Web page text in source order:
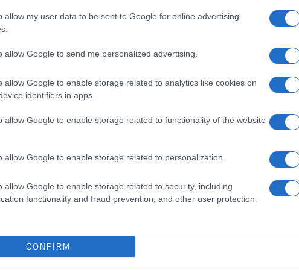
allow my user data to be sent to Google for online advertising
allow Google to send me personalized advertising.
allow Google to enable storage related to analytics like cookies on
identifiers in apps.
allow Google to enable storage related to functionality of the website
allow Google to enable storage related to personalization.
allow Google to enable storage related to security, including
functionality and fraud prevention, and other user protection.
CONFIRM
o tatvini 40 litrov nafte, ki jo je neznani storilec ukradel iz
Celju.
Preizkusi zdaj
tudi v kamnolomu v Loki pri Žusmu. V tem primeru jo
dveh zjutraj nas je madžarski voznik tovornega vozila